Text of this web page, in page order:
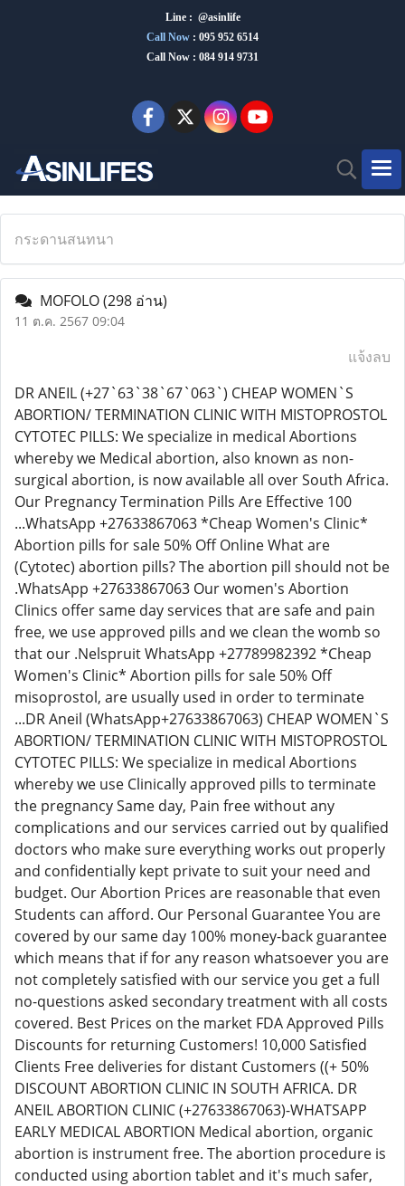
Line : @asinlife
Call Now : 095 952 6514
Call Now : 084 914 9731
กระดานสนทนา
MOFOLO(298 อ่าน)
11 ต.ค. 2567 09:04
แจ้งลบ
DR ANEIL (+27`63`38`67`063`) CHEAP WOMEN`S
ABORTION/ TERMINATION CLINIC WITH MISTOPROSTOL
CYTOTEC PILLS: We specialize in medical Abortions
whereby we Medical abortion, also known as non-
surgical abortion, is now available all over South Africa.
Our Pregnancy Termination Pills Are Effective 100
...WhatsApp +27633867063 *Cheap Women's Clinic*
Abortion pills for sale 50% Off Online What are
(Cytotec) abortion pills? The abortion pill should not be
.WhatsApp +27633867063 Our women's Abortion
Clinics offer same day services that are safe and pain
free, we use approved pills and we clean the womb so
that our .Nelspruit WhatsApp +27789982392 *Cheap
Women's Clinic* Abortion pills for sale 50% Off
misoprostol, are usually used in order to terminate
...DR Aneil (WhatsApp+27633867063) CHEAP WOMEN`S
ABORTION/ TERMINATION CLINIC WITH MISTOPROSTOL
CYTOTEC PILLS: We specialize in medical Abortions
whereby we use Clinically approved pills to terminate
the pregnancy Same day, Pain free without any
complications and our services carried out by qualified
doctors who make sure everything works out properly
and confidentially kept private to suit your need and
budget. Our Abortion Prices are reasonable that even
Students can afford. Our Personal Guarantee You are
covered by our same day 100% money-back guarantee
which means that if for any reason whatsoever you are
not completely satisfied with our service you get a full
no-questions asked secondary treatment with all costs
covered. Best Prices on the market FDA Approved Pills
Discounts for returning Customers! 10,000 Satisfied
Clients Free deliveries for distant Customers ((+ 50%
DISCOUNT ABORTION CLINIC IN SOUTH AFRICA. DR
ANEIL ABORTION CLINIC (+27633867063)-WHATSAPP
EARLY MEDICAL ABORTION Medical abortion, organic
abortion is instrument free. The abortion procedure is
conducted using abortion tablet and it's much safer,